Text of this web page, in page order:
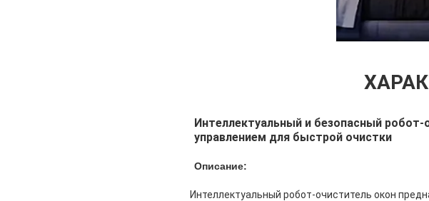
Интеллектуальный и безопасный
управлением для быстрой очистки
Описание:
Интеллектуальный робот-очиститель окон